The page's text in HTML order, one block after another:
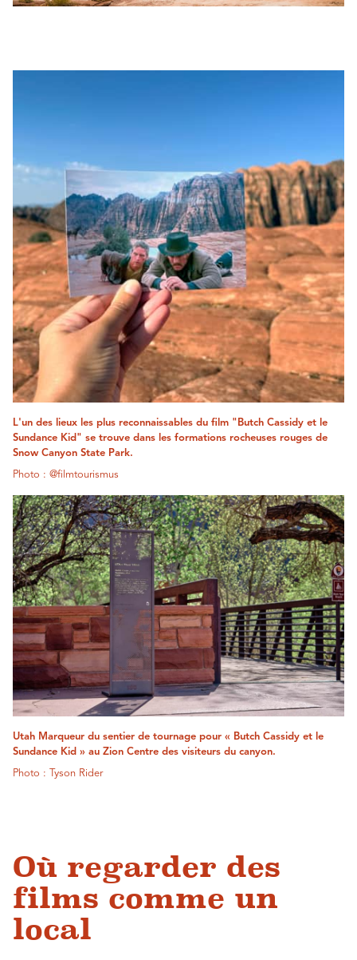
L'un des lieux les plus reconnaissables du film "Butch Cassidy et le
Sundance Kid" se trouve dans les formations rocheuses rouges de
Snow Canyon State Park.
Photo : @filmtourismus
Utah Marqueur du sentier de tournage pour « Butch Cassidy et le
Sundance Kid » au Zion Centre des visiteurs du canyon.
Photo : Tyson Rider
Où regarder des
films comme un
local